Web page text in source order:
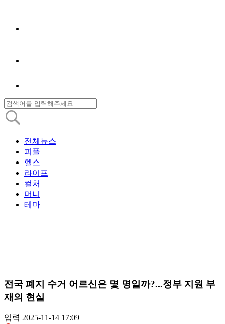
전체뉴스
피플
헬스
라이프
컬처
머니
테마
전국 폐지 수거 어르신은 몇 명일까?...정부 지원 부
재의 현실
입력 2025-11-14 17:09